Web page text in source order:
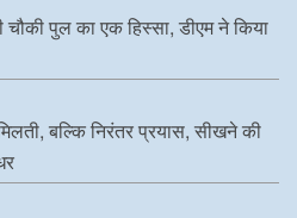
चौकी पुल का एक हिस्सा, डीएम ने किया
बल्कि निरंतर प्रयास, सीखने की